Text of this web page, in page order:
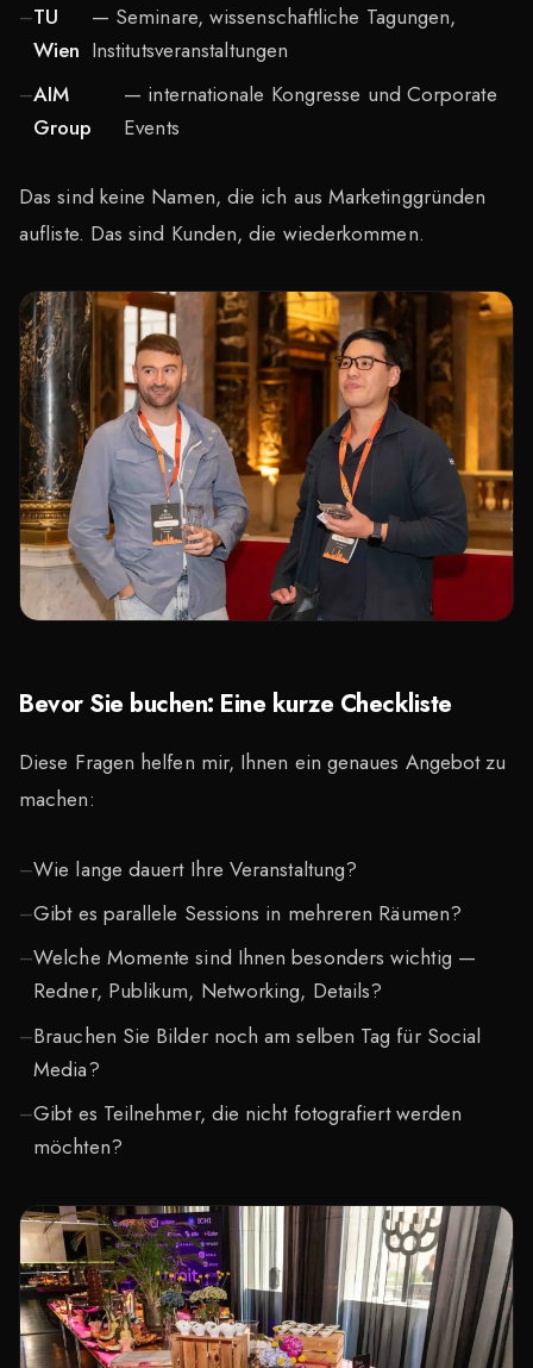
TU
Wien
— Seminare, wissenschaftliche Tagungen,
Institutsveranstaltungen
AIM
Group
— internationale Kongresse und Corporate
Events
Das sind keine Namen, die ich aus Marketinggründen
aufliste. Das sind Kunden, die wiederkommen.
Bevor Sie buchen: Eine kurze Checkliste
Diese Fragen helfen mir, Ihnen ein genaues Angebot zu
machen:
Wie lange dauert Ihre Veranstaltung?
Gibt es parallele Sessions in mehreren Räumen?
Welche Momente sind Ihnen besonders wichtig —
Redner, Publikum, Networking, Details?
Brauchen Sie Bilder noch am selben Tag für Social
Media?
Gibt es Teilnehmer, die nicht fotografiert werden
möchten?